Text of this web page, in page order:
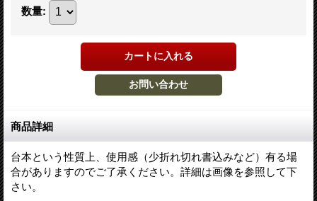
数量:
商品詳細
台本という性質上、使用感（少折れ切れ書込みなど）有る場
合がありますのでご了承ください。詳細は画像を参照して下
さい。